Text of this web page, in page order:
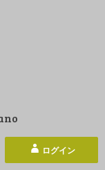
ログイン